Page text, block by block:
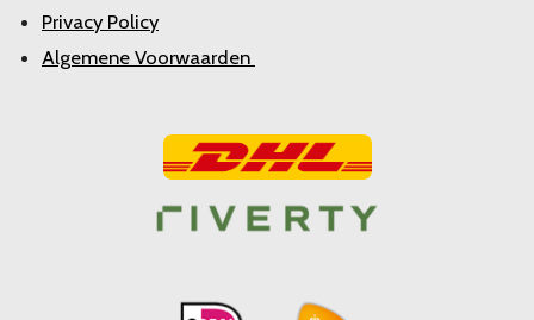
Privacy Policy
Algemene Voorwaarden